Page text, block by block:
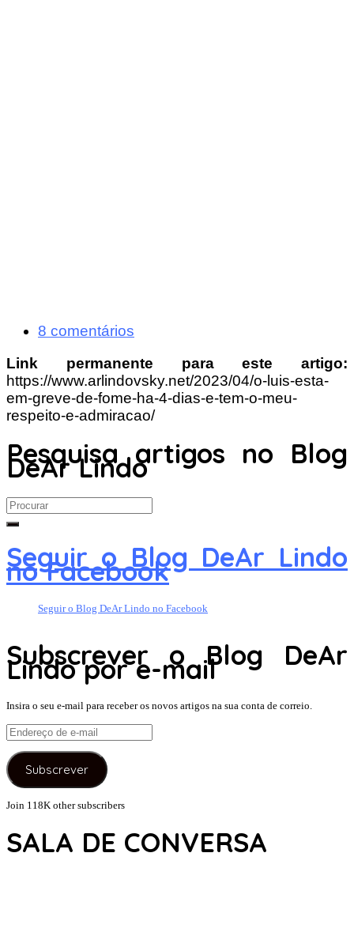
8 comentários
Link permanente para este artigo:
https://www.arlindovsky.net/2023/04/o-luis-esta-
em-greve-de-fome-ha-4-dias-e-tem-o-meu-
respeito-e-admiracao/
Pesquisa artigos no Blog
DeAr Lindo
Search
for:
Seguir o Blog DeAr Lindo
no Facebook
Seguir o Blog DeAr Lindo no Facebook
Subscrever o Blog DeAr
Lindo por e-mail
Insira o seu e-mail para receber os novos artigos na sua conta de correio.
Endereço
de
e-
mail
Subscrever
Join 118K other subscribers
SALA DE CONVERSA